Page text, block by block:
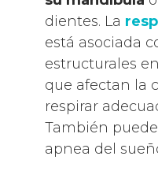
dientes. La
está asociada
estructurales
que afectan la
respirar
También
apnea del